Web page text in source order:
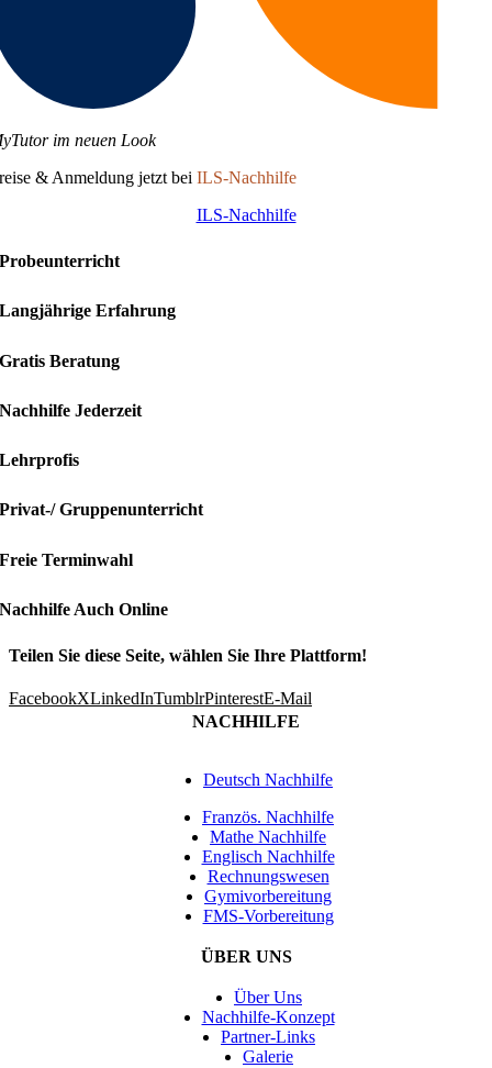
im neuen Look
& Anmeldung jetzt beiILS-Nachhilfe
ILS-Nachhilfe
Probeunterricht
Langjährige Erfahrung
Gratis Beratung
Nachhilfe Jederzeit
Lehrprofis
Privat-/ Gruppenunterricht
Freie Terminwahl
Nachhilfe Auch Online
Teilen Sie diese Seite, wählen Sie Ihre Plattform!
FacebookXLinkedInTumblrPinterestE-Mail
NACHHILFE
Deutsch Nachhilfe
Französ. Nachhilfe
Mathe Nachhilfe
Englisch Nachhilfe
Rechnungswesen
Gymivorbereitung
FMS-Vorbereitung
ÜBER UNS
Über Uns
Nachhilfe-Konzept
Partner-Links
Galerie